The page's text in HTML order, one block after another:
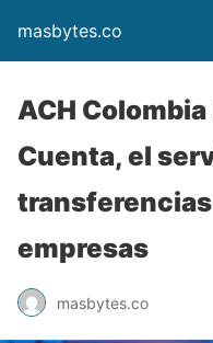
masbytes.co
ACH
Cuenta, el
empresas
masbytes.co